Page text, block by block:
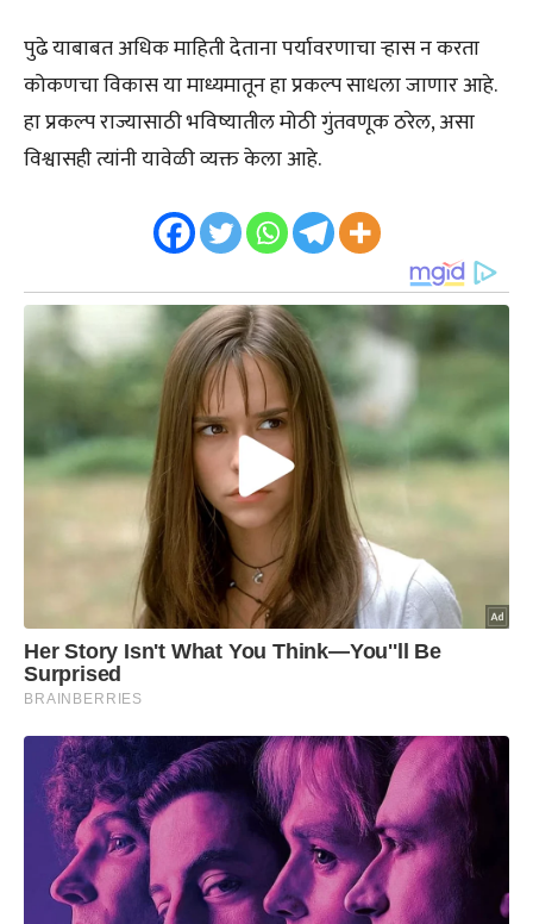
पुढे याबाबत अधिक माहिती देताना पर्यावरणाचा ऱ्हास न करता
कोकणचा विकास या माध्यमातून हा प्रकल्प साधला जाणार आहे.
हा प्रकल्प राज्यासाठी भविष्यातील मोठी गुंतवणूक ठरेल, असा
विश्वासही त्यांनी यावेळी व्यक्त केला आहे.